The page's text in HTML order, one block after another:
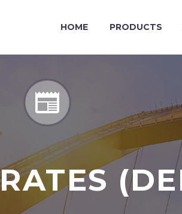
HOME PRODUCTS

